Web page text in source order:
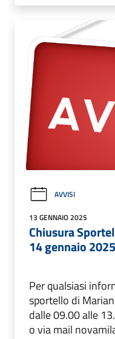
AVVISI
13 GENNAIO 2025
Chiusura
14 gennaio 2025
Per qualsiasi
sportello di
dalle 09.00 alle
o via mail